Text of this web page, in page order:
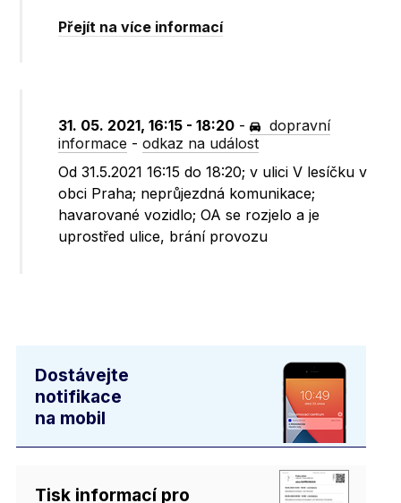
Přejít na více informací
31. 05. 2021, 16:15 - 18:20 -
dopravní
informace -odkaz na událost
Od 31.5.2021 16:15 do 18:20; v ulici V lesíčku v
obci Praha; neprůjezdná komunikace;
havarované vozidlo; OA se rozjelo a je
uprostřed ulice, brání provozu
Dostávejte
notifikace
na mobil
Tisk informací pro